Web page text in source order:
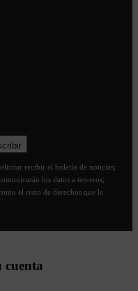
recibir el boletín de noticias;
los datos a terceros;
el resto de derechos que le
cuenta